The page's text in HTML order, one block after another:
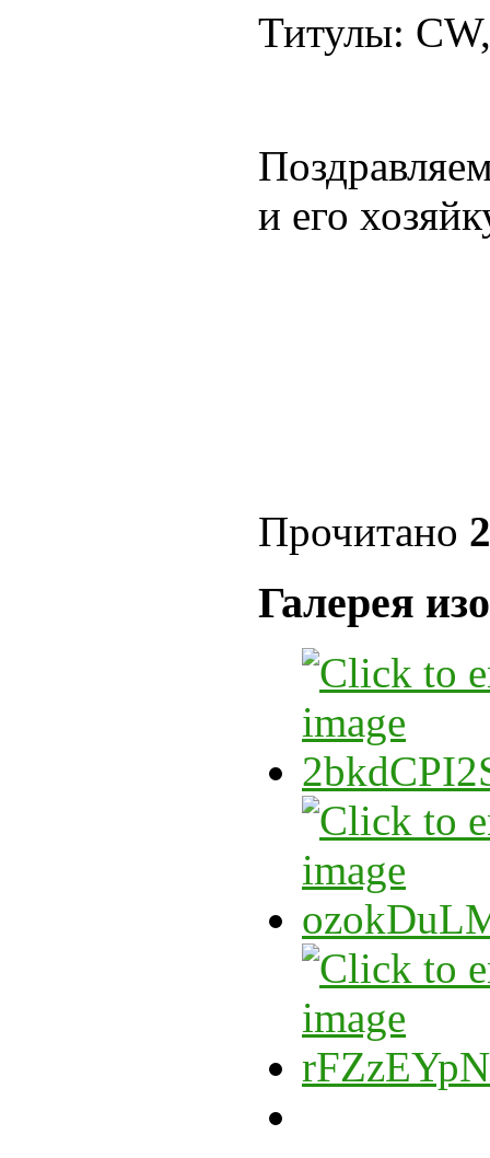
Титулы:
и его
Прочитано
Галерея